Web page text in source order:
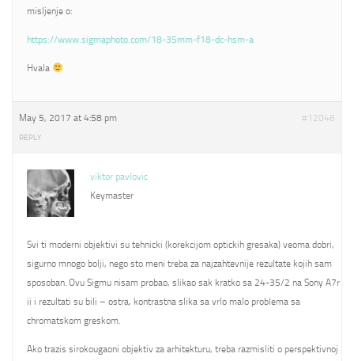
misljenje o:
https://www.sigmaphoto.com/18-35mm-f18-dc-hsm-a
Hvala
May 5, 2017 at 4:58 pm #12046
REPLY
viktor pavlovic
Keymaster
Svi ti moderni objektivi su tehnicki (korekcijom optickih gresaka) veoma dobri,
sigurno mnogo bolji, nego sto meni treba za najzahtevnije rezultate kojih sam
sposoban. Ovu Sigmu nisam probao, slikao sak kratko sa 24-35/2 na Sony A7r
ii i rezultati su bili – ostra, kontrastna slika sa vrlo malo problema sa
chromatskom greskom.
Ako trazis sirokougaoni objektiv za arhitekturu, treba razmisliti o perspektivnoj